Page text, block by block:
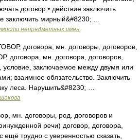
договор • действие заключить
заключить мирный&#8230; …
непредметных имён
договора, мн. договоры, договоров,
договора, мн. договора, договоров,
заключаемое между двумя или
взаимное обязательство. Заключить
леса. Нарушить&#8230; …
мн. договоры, род. договоров и
речи) договор, договора,
ещё трудно с уверенностью сказать,